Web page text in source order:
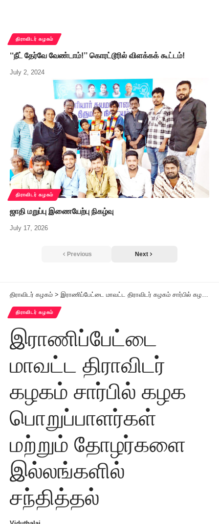
திராவிடர் கழகம்
‘‘நீட் தேர்வே வேண்டாம்!’’ கொரட்டூரில் விளக்கக் கூட்டம்!
July 2, 2024
திராவிடர் கழகம்
ஜாதி மறுப்பு இணையேற்பு நிகழ்வு
July 17, 2026
Previous Next
திராவிடர் கழகம் > இராணிப்பேட்டை மாவட்ட திராவிடர் கழகம் சார்பில் கழக பொறுப்பாளர்கள் மற்றும் தோழர்களை இல்லங்களில் சந்தித்தல்
திராவிடர் கழகம்
இராணிப்பேட்டை
மாவட்ட திராவிடர்
கழகம் சார்பில் கழக
பொறுப்பாளர்கள்
மற்றும் தோழர்களை
இல்லங்களில்
சந்தித்தல்